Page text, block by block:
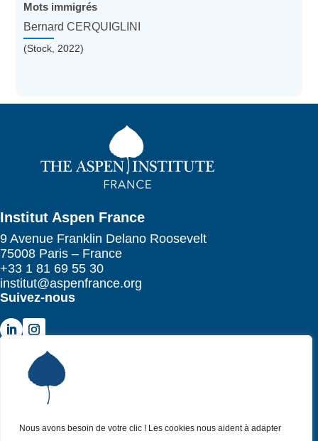
Nous avons besoin de votre clic ! Les cookies nous aident à adapter
Mots immigrés
Bernard CERQUIGLINI
(Stock, 2022)
Institut Aspen France
9 Avenue Franklin Delano Roosevelt
75008 Paris – France
+33 1 81 69 55 30
institut@aspenfrance.org
Suivez-nous
Institut Aspen France
Qui sommes-nous ?